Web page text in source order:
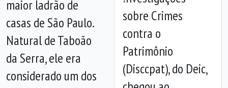
sobre Crimes
contra o
Patrimônio
(Disccpat), do Deic,
Anterior
maior ladrão de
casas de São Paulo.
Natural de Taboão
da Serra, ele era
considerado um dos